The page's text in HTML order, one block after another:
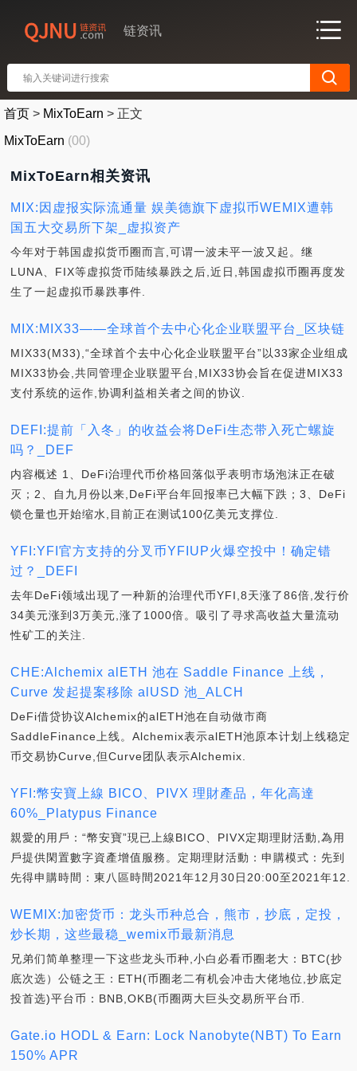
链资讯
首页 > MixToEarn > 正文
MixToEarn (00)
MixToEarn相关资讯
MIX:因虚报实际流通量 娱美德旗下虚拟币WEMIX遭韩
国五大交易所下架_虚拟资产
今年对于韩国虚拟货币圈而言,可谓一波未平一波又起。继
LUNA、FIX等虚拟货币陆续暴跌之后,近日,韩国虚拟币圈再度发
生了一起虚拟币暴跌事件.
MIX:MIX33——全球首个去中心化企业联盟平台_区块链
MIX33(M33),“全球首个去中心化企业联盟平台”以33家企业组成
MIX33协会,共同管理企业联盟平台,MIX33协会旨在促进MIX33
支付系统的运作,协调利益相关者之间的协议.
DEFI:提前「入冬」的收益会将DeFi生态带入死亡螺旋
吗？_DEF
内容概述 1、DeFi治理代币价格回落似乎表明市场泡沫正在破
灭；2、自九月份以来,DeFi平台年回报率已大幅下跌；3、DeFi
锁仓量也开始缩水,目前正在测试100亿美元支撑位.
YFI:YFI官方支持的分叉币YFIUP火爆空投中！确定错
过？_DEFI
去年DeFi领域出现了一种新的治理代币YFI,8天涨了86倍,发行价
34美元涨到3万美元,涨了1000倍。吸引了寻求高收益大量流动
性矿工的关注.
CHE:Alchemix alETH 池在 Saddle Finance 上线，
Curve 发起提案移除 alUSD 池_ALCH
DeFi借贷协议Alchemix的alETH池在自动做市商
SaddleFinance上线。Alchemix表示alETH池原本计划上线稳定
币交易协Curve,但Curve团队表示Alchemix.
YFI:幣安寶上線 BICO、PIVX 理財產品，年化高達
60%_Platypus Finance
親愛的用戶：“幣安寶”現已上線BICO、PIVX定期理財活動,為用
戶提供閑置數字資產增值服務。定期理財活動：申購模式：先到
先得申購時間：東八區時間2021年12月30日20:00至2021年12.
WEMIX:加密货币：龙头币种总合，熊市，抄底，定投，
炒长期，这些最稳_wemix币最新消息
兄弟们简单整理一下这些龙头币种,小白必看币圈老大：BTC(抄
底次选）公链之王：ETH(币圈老二有机会冲击大佬地位,抄底定
投首选)平台币：BNB,OKB(币圈两大巨头交易所平台币.
Gate.io HODL & Earn: Lock Nanobyte(NBT) To Earn
150% APR